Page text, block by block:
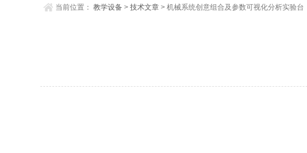
当前位置：教学设备 >技术文章 > 机械系统创意组合及参数可视化分析实验台